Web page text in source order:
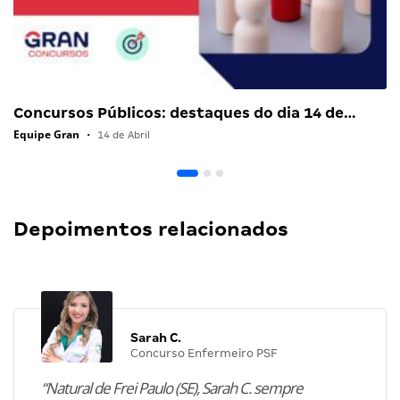
Concursos Públicos: destaques do dia 14 de…
Equipe Gran • 14 de Abril
Depoimentos relacionados
Sarah C.
Concurso Enfermeiro PSF
“Natural de Frei Paulo (SE), Sarah C. sempre